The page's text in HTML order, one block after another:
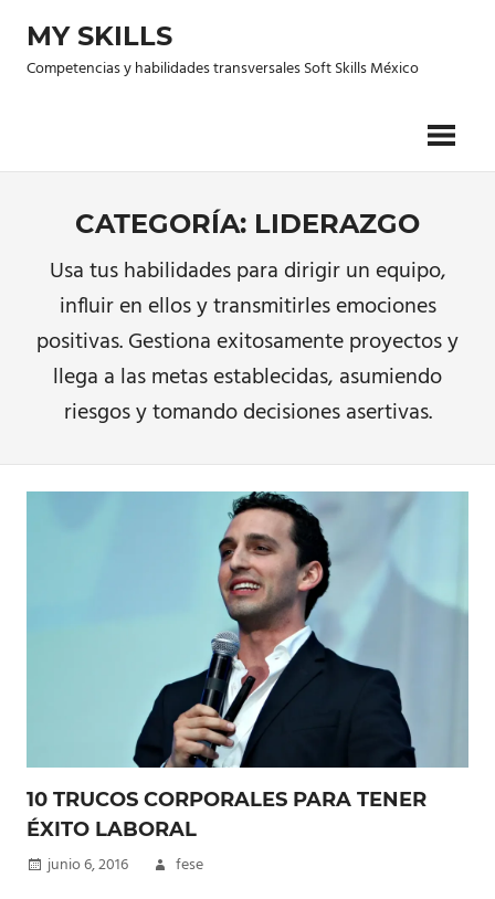
contenido
MY SKILLS
Competencias y habilidades transversales Soft Skills México
CATEGORÍA: LIDERAZGO
Usa tus habilidades para dirigir un equipo,
influir en ellos y transmitirles emociones
positivas. Gestiona exitosamente proyectos y
llega a las metas establecidas, asumiendo
riesgos y tomando decisiones asertivas.
10 TRUCOS CORPORALES PARA TENER
ÉXITO LABORAL
junio 6, 2016 fese